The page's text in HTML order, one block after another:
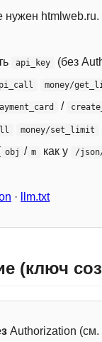
нужен htmlweb.ru.
api_key (без
money/
/
money/set_limit
obj / m как у /
· llm.txt
(ключ
Authorization